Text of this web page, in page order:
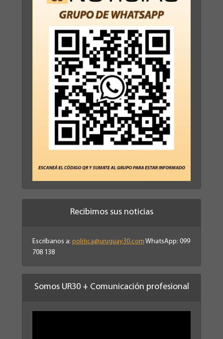
Recibimos sus noticias
Escríbanos a: politica@uruguay30.com WhatsApp: 099
708 138
Somos UR30 + Comunicación profesional